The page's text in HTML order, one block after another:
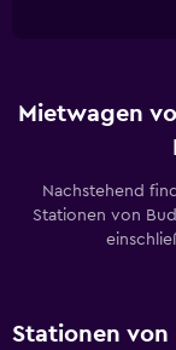
Mietwagen
Nachstehend
Stationen von
Stationen von